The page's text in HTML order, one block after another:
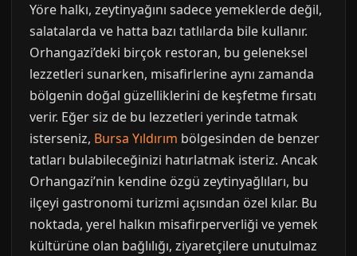
Yöre halkı, zeytinyağını sadece yemeklerde değil,
salatalarda ve hatta bazı tatlılarda bile kullanır.
Orhangazi’deki birçok restoran, bu geleneksel
lezzetleri sunarken, misafirlerine aynı zamanda
bölgenin doğal güzelliklerini de keşfetme fırsatı
verir. Eğer siz de bu lezzetleri yerinde tatmak
isterseniz, Bursa Yıldırım bölgesinden de benzer
tatları bulabileceğinizi hatırlatmak isteriz. Ancak
Orhangazi’nin kendine özgü zeytinyağlıları, bu
ilçeyi gastronomi turizmi açısından özel kılar. Bu
noktada, yerel halkın misafirperverliği ve yemek
kültürüne olan bağlılığı, ziyaretçilere unutulmaz